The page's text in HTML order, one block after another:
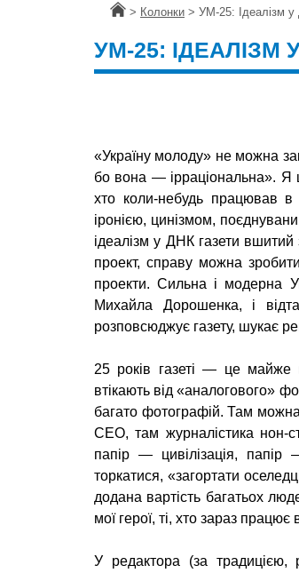
Головна
> Колонки > УМ-25: Ідеалiзм у
УМ-25: ІДЕАЛIЗМ
«Україну молоду» не можна
бо вона — ірраціональна». Я
хто коли-небудь працював в
іронією, цинізмом,
ідеалізм у ДНК газети
проект, справу можна
проекти. Сильна і модерна
Михайла Дорошенка, і
розповсюджує газету, шукає
25 років газеті — це майже
втікають від «аналогового»
багато фотографій. Там
СEO, там журналістика нон-
папір — цивілізація, папір
торкатися, «загортати
додана вартість багатьох
мої герої, ті, хто зараз
У редактора (за